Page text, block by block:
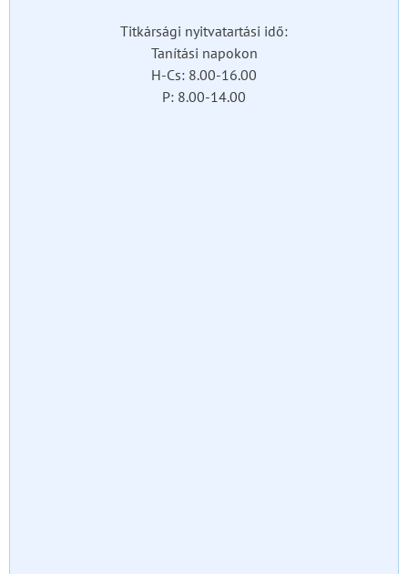
Titkársági nyitvatartási idő:
Tanítási napokon
H-Cs: 8.00-16.00
P: 8.00-14.00